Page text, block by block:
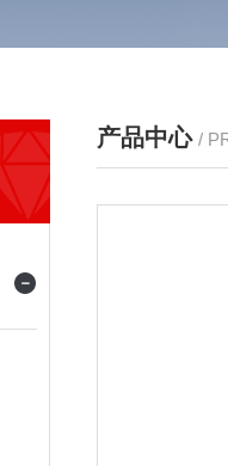
产品中心 /